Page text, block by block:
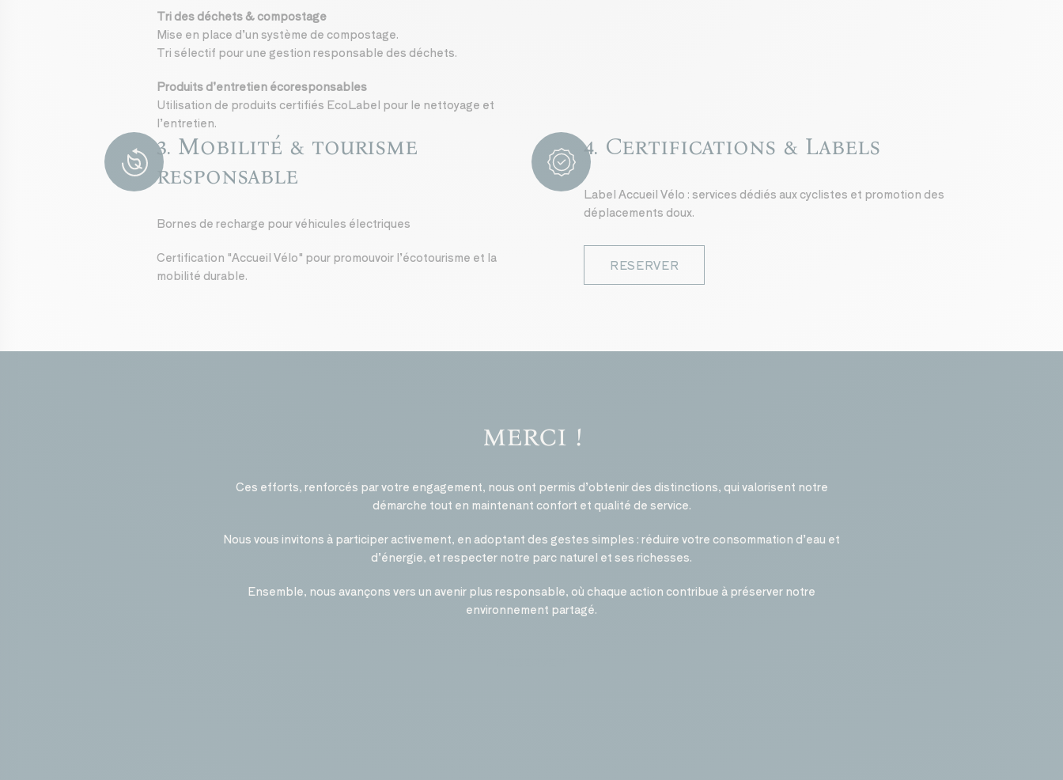
Tri des déchets & compostage
Mise en place d’un système de compostage.
Tri sélectif pour une gestion responsable des déchets.
Produits d’entretien écoresponsables
Utilisation de produits certifiés EcoLabel pour le nettoyage et
l’entretien.
ECO
3. Mobilité & tourisme
responsable
Bornes de recharge pour véhicules électriques
Certification "Accueil Vélo" pour promouvoir l’écotourisme et la
mobilité durable.
QUALITY 4. Certifications & Labels
Label Accueil Vélo : services dédiés aux cyclistes et promotion des
déplacements doux.
RESERVER
merci !
Ces efforts, renforcés par votre engagement, nous ont permis d’obtenir des distinctions, qui valorisent notre
démarche tout en maintenant confort et qualité de service.
Nous vous invitons à participer activement, en adoptant des gestes simples : réduire votre consommation d’eau et
d’énergie, et respecter notre parc naturel et ses richesses.
Ensemble, nous avançons vers un avenir plus responsable, où chaque action contribue à préserver notre
environnement partagé.